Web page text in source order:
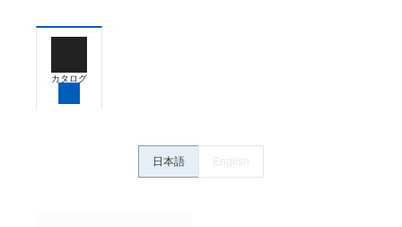
うな用途に使用される場合には、システム全体として
保できるよう設計されていること、および本製品が全
ていることを、必ず事前に確認してください。
ン事例は参考用ですので、ご採用に際しては機器・装
置の機能や安全性をご確認のうえご使用ください。・
カタログ
日本語 English